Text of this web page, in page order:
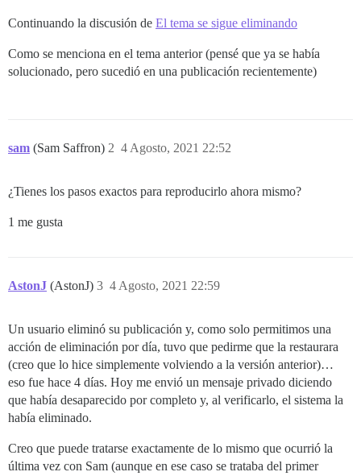
Continuando la discusión de El tema se sigue eliminando
Como se menciona en el tema anterior (pensé que ya se había
solucionado, pero sucedió en una publicación recientemente)
sam (Sam Saffron) 4 Agosto, 2021 22:52
2
¿Tienes los pasos exactos para reproducirlo ahora mismo?
1 me gusta
AstonJ (AstonJ) 4 Agosto, 2021 22:59
3
Un usuario eliminó su publicación y, como solo permitimos una
acción de eliminación por día, tuvo que pedirme que la restaurara
(creo que lo hice simplemente volviendo a la versión anterior)…
eso fue hace 4 días. Hoy me envió un mensaje privado diciendo
que había desaparecido por completo y, al verificarlo, el sistema la
había eliminado.
Creo que puede tratarse exactamente de lo mismo que ocurrió la
última vez con Sam (aunque en ese caso se trataba del primer